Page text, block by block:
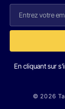
En cliquant sur
© 2026